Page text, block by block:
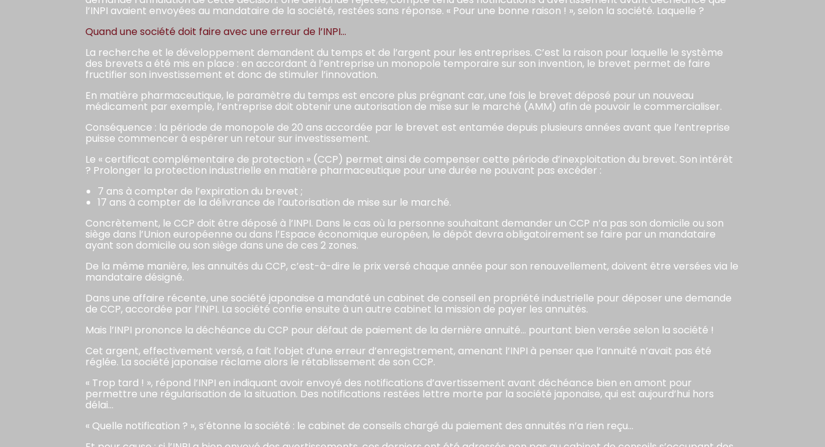
l’INPI avaient envoyées au mandataire de la société, restées sans réponse. « Pour une bonne raison ! », selon la société. Laquelle ?
Quand une société doit faire avec une erreur de l’INPI…
La recherche et le développement demandent du temps et de l’argent pour les entreprises. C’est la raison pour laquelle le système
des brevets a été mis en place : en accordant à l’entreprise un monopole temporaire sur son invention, le brevet permet de faire
fructifier son investissement et donc de stimuler l’innovation.
En matière pharmaceutique, le paramètre du temps est encore plus prégnant car, une fois le brevet déposé pour un nouveau
médicament par exemple, l’entreprise doit obtenir une autorisation de mise sur le marché (AMM) afin de pouvoir le commercialiser.
Conséquence : la période de monopole de 20 ans accordée par le brevet est entamée depuis plusieurs années avant que l’entreprise
puisse commencer à espérer un retour sur investissement.
Le « certificat complémentaire de protection » (CCP) permet ainsi de compenser cette période d’inexploitation du brevet. Son intérêt
? Prolonger la protection industrielle en matière pharmaceutique pour une durée ne pouvant pas excéder :
7 ans à compter de l’expiration du brevet ;
17 ans à compter de la délivrance de l’autorisation de mise sur le marché.
Concrètement, le CCP doit être déposé à l’INPI. Dans le cas où la personne souhaitant demander un CCP n’a pas son domicile ou son
siège dans l’Union européenne ou dans l’Espace économique européen, le dépôt devra obligatoirement se faire par un mandataire
ayant son domicile ou son siège dans une de ces 2 zones.
De la même manière, les annuités du CCP, c’est-à-dire le prix versé chaque année pour son renouvellement, doivent être versées via le
mandataire désigné.
Dans une affaire récente, une société japonaise a mandaté un cabinet de conseil en propriété industrielle pour déposer une demande
de CCP, accordée par l’INPI. La société confie ensuite à un autre cabinet la mission de payer les annuités.
Mais l’INPI prononce la déchéance du CCP pour défaut de paiement de la dernière annuité… pourtant bien versée selon la société !
Cet argent, effectivement versé, a fait l’objet d’une erreur d’enregistrement, amenant l’INPI à penser que l’annuité n’avait pas été
réglée. La société japonaise réclame alors le rétablissement de son CCP.
« Trop tard ! », répond l’INPI en indiquant avoir envoyé des notifications d’avertissement avant déchéance bien en amont pour
permettre une régularisation de la situation. Des notifications restées lettre morte par la société japonaise, qui est aujourd’hui hors
délai…
« Quelle notification ? », s’étonne la société : le cabinet de conseils chargé du paiement des annuités n’a rien reçu…